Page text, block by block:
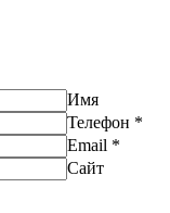
Имя
Телефон *
Email *
Сайт